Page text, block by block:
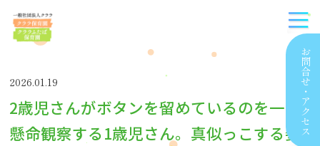
お問合せ
・
アクセス
2026.01.19
2歳児さんがボタンを留めているのを一生
懸命観察する1歳児さん。真似っこする姿